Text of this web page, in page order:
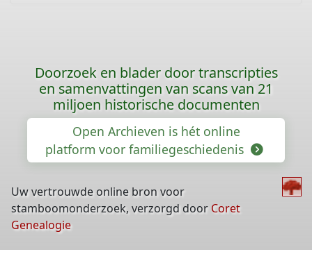
Doorzoek en blader door transcripties
en samenvattingen van scans van 21
miljoen historische documenten
Open Archieven is hét online
platform voor familiegeschiedenis
Uw vertrouwde online bron voor
stamboomonderzoek, verzorgd door Coret
Genealogie